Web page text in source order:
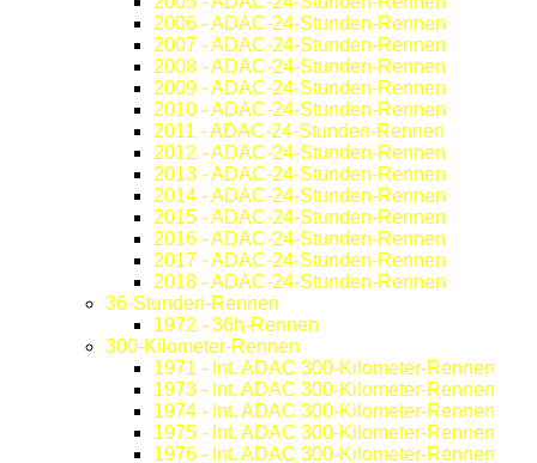
2006 - ADAC-24-Stunden-Rennen
2007 - ADAC-24-Stunden-Rennen
2008 - ADAC-24-Stunden-Rennen
2009 - ADAC-24-Stunden-Rennen
2010 - ADAC-24-Stunden-Rennen
2011 - ADAC-24-Stunden-Rennen
2012 - ADAC-24-Stunden-Rennen
2013 - ADAC-24-Stunden-Rennen
2014 - ADAC-24-Stunden-Rennen
2015 - ADAC-24-Stunden-Rennen
2016 - ADAC-24-Stunden-Rennen
2017 - ADAC-24-Stunden-Rennen
2018 - ADAC-24-Stunden-Rennen
36-Stunden-Rennen
1972 - 36h-Rennen
300-Kilometer-Rennen
1971 - Int. ADAC 300-Kilometer-Rennen
1973 - Int. ADAC 300-Kilometer-Rennen
1974 - Int. ADAC 300-Kilometer-Rennen
1975 - Int. ADAC 300-Kilometer-Rennen
1976 - Int. ADAC 300-Kilometer-Rennen